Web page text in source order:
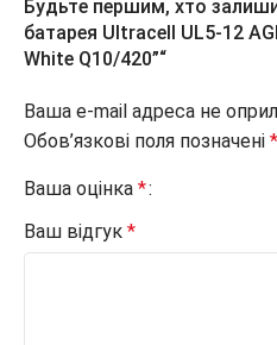
Будьте першим, хто
батарея Ultracell UL5-12
White Q10/420”“
Ваша e-mail адреса не
Обов’язкові поля позначені *
Ваша оцінка *
Ваш відгук *